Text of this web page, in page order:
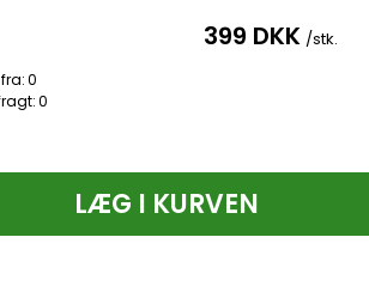
0
0
399 DKK /stk.
LÆG I KURVEN